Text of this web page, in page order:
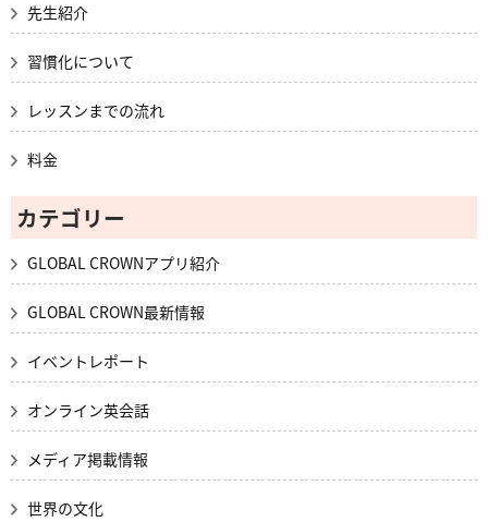
先生紹介
習慣化について
レッスンまでの流れ
料金
カテゴリー
GLOBAL CROWNアプリ紹介
GLOBAL CROWN最新情報
イベントレポート
オンライン英会話
メディア掲載情報
世界の文化